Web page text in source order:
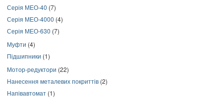
Серія МЕО-40 (7)
Серія МЕО-4000 (4)
Серія МЕО-630 (7)
Муфти (4)
Підшипники (1)
Мотор-редуктори (22)
Нанесення металевих покриттів (2)
Напівавтомат (1)